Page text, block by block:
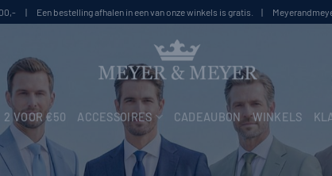
| Een bestelling afhalen in een van onze winkels is gratis. |
2 VOOR €50 ACCESSOIRES CADEAUBON WINKELS